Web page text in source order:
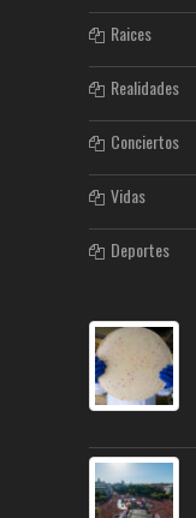
Raices
Realidades
Conciertos
Vidas
Deportes